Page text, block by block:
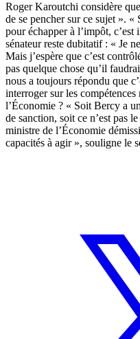
Roger Karoutchi considère
de se pencher sur ce sujet ». «
pour échapper à l’impôt,
sénateur reste dubitatif : « Je
Mais j’espère que c’est
pas quelque chose qu’il
nous a toujours répondu que
interroger sur les
l’Économie ? « Soit Bercy a
de sanction, soit ce n’est pas
ministre de l’Économie
capacités à agir », souligne le